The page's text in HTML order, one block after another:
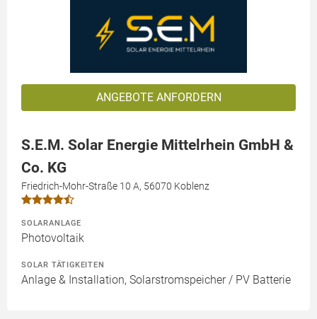
ANGEBOTE ANFORDERN
S.E.M. Solar Energie Mittelrhein GmbH &
Co. KG
Friedrich-Mohr-Straße 10 A, 56070 Koblenz
SOLARANLAGE
Photovoltaik
SOLAR TÄTIGKEITEN
Anlage & Installation, Solarstromspeicher / PV Batterie